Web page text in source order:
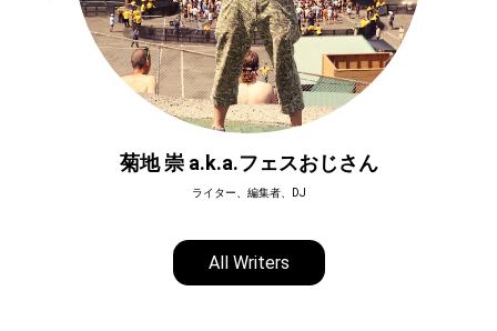
菊地 崇 a.k.a.フェスおじさん
ライター、編集者、DJ
All Writers